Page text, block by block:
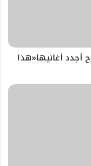
أجدد أغانيها«هذا